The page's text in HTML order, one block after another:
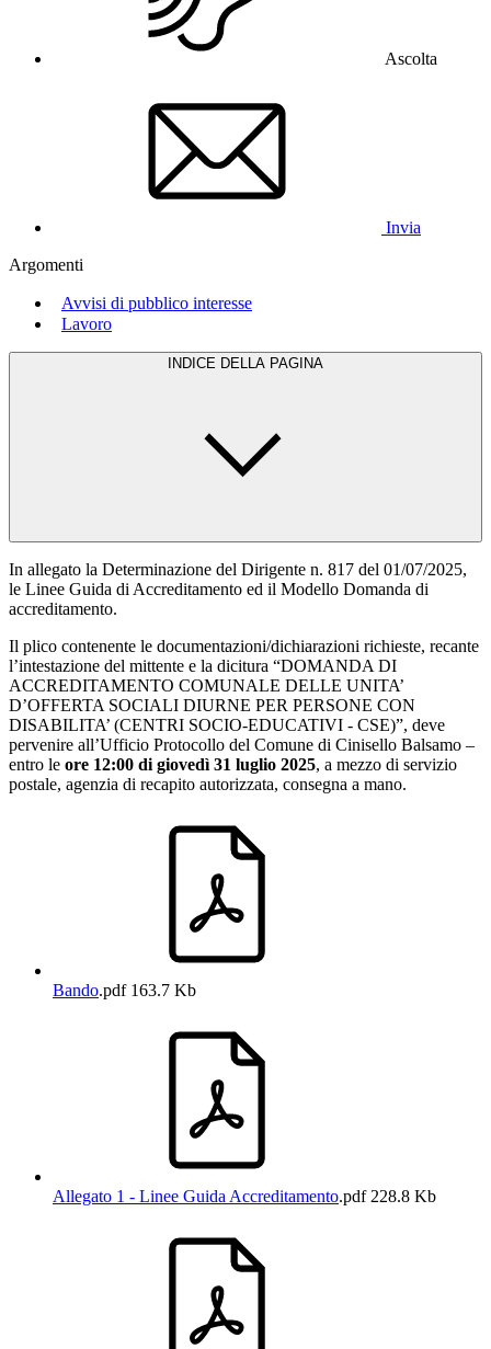
Ascolta
Invia
Argomenti
Avvisi di pubblico interesse
Lavoro
INDICE DELLA PAGINA
In allegato la Determinazione del Dirigente n. 817 del 01/07/2025,
le Linee Guida di Accreditamento ed il Modello Domanda di
accreditamento.
Il plico contenente le documentazioni/dichiarazioni richieste, recante
l’intestazione del mittente e la dicitura “DOMANDA DI
ACCREDITAMENTO COMUNALE DELLE UNITA’
D’OFFERTA SOCIALI DIURNE PER PERSONE CON
DISABILITA’ (CENTRI SOCIO-EDUCATIVI - CSE)”, deve
pervenire all’Ufficio Protocollo del Comune di Cinisello Balsamo –
entro le ore 12:00 di giovedì 31 luglio 2025, a mezzo di servizio
postale, agenzia di recapito autorizzata, consegna a mano.
Bando.pdf163.7 Kb
Allegato 1 - Linee Guida Accreditamento.pdf228.8 Kb